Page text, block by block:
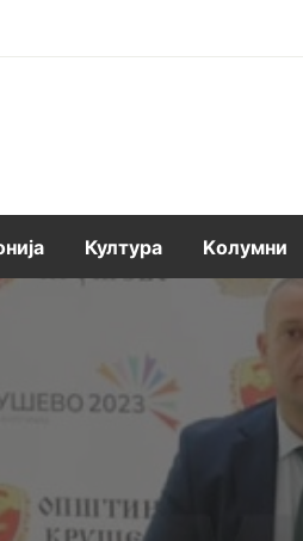
Култура Kолумни